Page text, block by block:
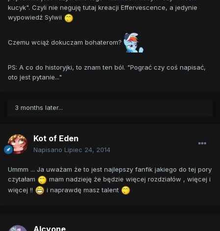
kucyk". Czyli nie neguję tutaj kreacji Effervescence, a jedynie
wypowiedź Sylwii
Czemu wciąż dokuczam bohaterom?
PS: A co do historyjki, to znam ten ból. "Pograć czy coś napisać,
oto jest pytanie..."
3 months later...
Kot of Eden
Napisano Lipiec 24, 2014
Ummm ... Ja uważam że to jest najlepszy fanfik jakiego do tej pory
czytałam
mam nadzieję że będzie więcej rozdziałów , więcej i
więcej !!
i naprawdę masz talent